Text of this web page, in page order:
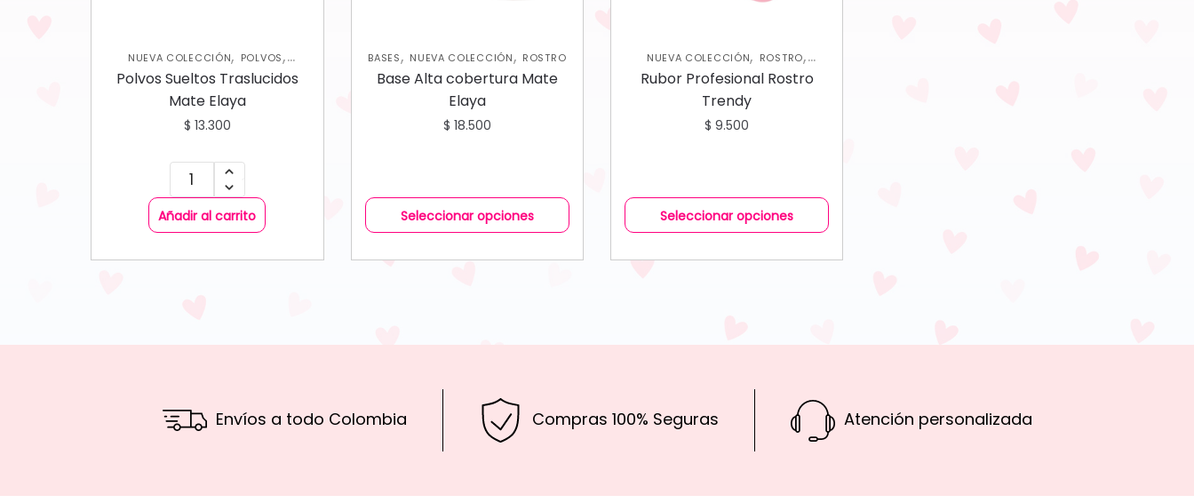
NUEVA COLECCIÓN, POLVOS,
ROSTRO
Polvos Sueltos Traslucidos
Mate Elaya
$ 13.300
Añadir al carrito
BASES, NUEVA COLECCIÓN, ROSTRO
Base Alta cobertura Mate
Elaya
$ 18.500
Seleccionar opciones
NUEVA COLECCIÓN, ROSTRO,
RUBORES
Rubor Profesional Rostro
Trendy
$ 9.500
Seleccionar opciones
Envíos a todo Colombia Compras 100% Seguras Atención personalizada